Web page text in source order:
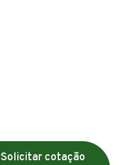
Solicitar cotação